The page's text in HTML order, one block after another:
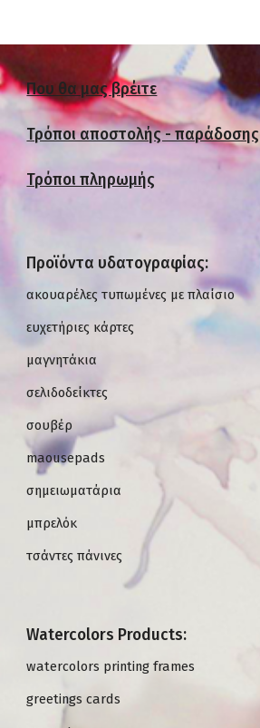
Που θα μας βρέιτε
Τρόποι αποστολής - παράδοσης
Τρόποι πληρωμής
Προϊόντα υδατογραφίας:
ακουαρέλες τυπωμένες με πλαίσιο
ευχετήριες κάρτες
μαγνητάκια
σελιδοδείκτες
σουβέρ
maousepads
σημειωματάρια
μπρελόκ
τσάντες πάνινες
Watercolors Products:
watercolors printing frames
greetings cards